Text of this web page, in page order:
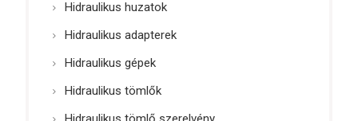
Hidraulikus huzatok
Hidraulikus adapterek
Hidraulikus gépek
Hidraulikus tömlők